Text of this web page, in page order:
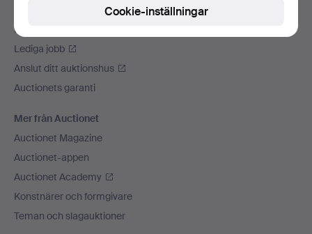
Press
Lediga jobb
Anslut ditt auktionshus
Auctionets garanti
Mer från Auctionet
Auctionet Magazine
Auctionet-appen
Auctionet Academy
Konstnärer och formgivare
Teman och slagauktioner
Cookie-inställningar